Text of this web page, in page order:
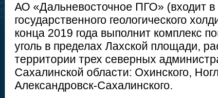
АО «Дальневосточное ПГО» (входит в
государственного геологического
конца 2019 года выполнит комплекс
уголь в пределах Лахской площади,
территории трех северных
Сахалинской области: Охинского,
Александровск-Сахалинского.